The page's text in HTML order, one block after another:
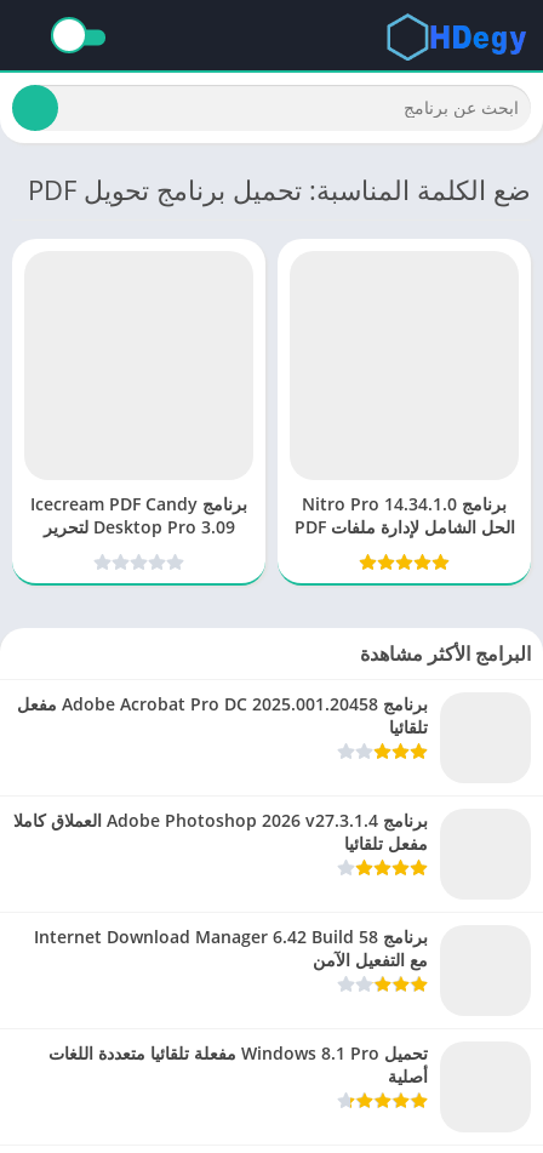
ضع الكلمة المناسبة: تحميل برنامج تحويل PDF
برنامج Nitro Pro 14.34.1.0
الحل الشامل لإدارة ملفات PDF
بكفاءة عالية
برنامج Icecream PDF Candy
Desktop Pro 3.09 لتحرير
ملفات PDF
البرامج الأكثر مشاهدة
برنامج Adobe Acrobat Pro DC 2025.001.20458 مفعل
تلقائيا
برنامج Adobe Photoshop 2026 v27.3.1.4 العملاق كاملا
مفعل تلقائيا
برنامج Internet Download Manager 6.42 Build 58
مع التفعيل الآمن
تحميل Windows 8.1 Pro مفعلة تلقائيا متعددة اللغات
أصلية